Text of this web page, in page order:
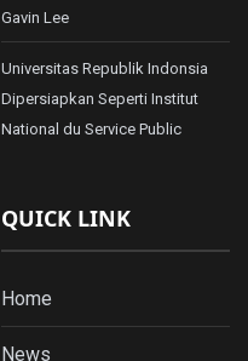
Gavin Lee
Universitas Republik Indonsia
Dipersiapkan Seperti Institut
National du Service Public
QUICK LINK
Home
News